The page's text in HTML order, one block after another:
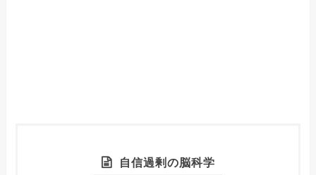
自信過剰の脳科学